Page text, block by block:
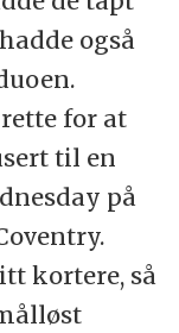
også
for at
til en
på
kortere, så